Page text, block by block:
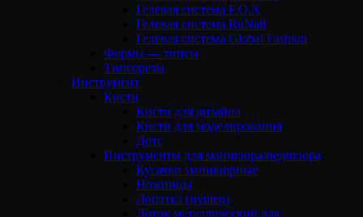
Гелевая система F.O.X
Гелевая система RuNail
Гелевая система Global Fashion
Формы — типсы
Типсорезы
Инструмент
Кисти
Кисти для дизайна
Кисти для моделирования
Дотс
Инструменты для маникюра/педикюра
Кусачки маникюрные
Ножницы
Лопатка (пушер)
Лоток металлический для